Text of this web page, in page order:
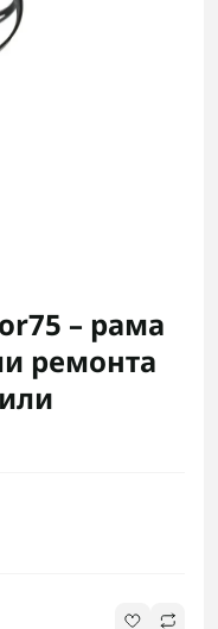
– рама
ремонта